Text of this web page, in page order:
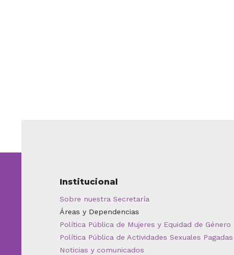
Institucional
Sobre nuestra Secretaría
Áreas y Dependencias
Política Pública de Mujeres y Equidad de Género
Política Pública de Actividades Sexuales Pagadas
Noticias y comunicados